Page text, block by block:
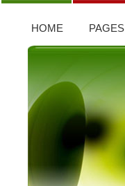
HOME PAGES